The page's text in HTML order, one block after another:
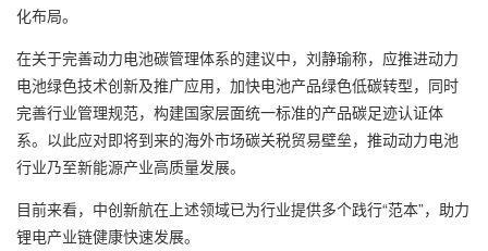
化布局。
在关于完善动力电池碳管理体系的建议中，刘静瑜称，应推进动力
电池绿色技术创新及推广应用，加快电池产品绿色低碳转型，同时
完善行业管理规范，构建国家层面统一标准的产品碳足迹认证体
系。以此应对即将到来的海外市场碳关税贸易壁垒，推动动力电池
行业乃至新能源产业高质量发展。
目前来看，中创新航在上述领域已为行业提供多个践行“范本”，助力
锂电产业链健康快速发展。